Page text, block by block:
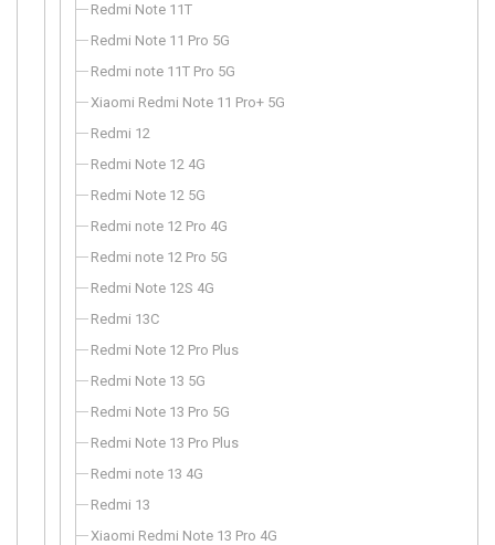
Redmi Note 11T
Redmi Note 11 Pro 5G
Redmi note 11T Pro 5G
Xiaomi Redmi Note 11 Pro+ 5G
Redmi 12
Redmi Note 12 4G
Redmi Note 12 5G
Redmi note 12 Pro 4G
Redmi note 12 Pro 5G
Redmi Note 12S 4G
Redmi 13C
Redmi Note 12 Pro Plus
Redmi Note 13 5G
Redmi Note 13 Pro 5G
Redmi Note 13 Pro Plus
Redmi note 13 4G
Redmi 13
Xiaomi Redmi Note 13 Pro 4G